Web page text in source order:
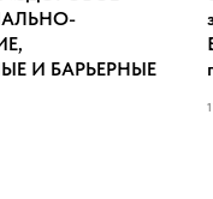
И БАРЬЕРНЫЕ